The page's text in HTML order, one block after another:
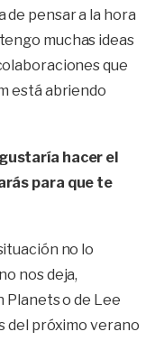
de pensar a la hora
muchas ideas
que
está abriendo
hacer el
para que te
no lo
nos deja,
Planets o de Lee
del próximo verano